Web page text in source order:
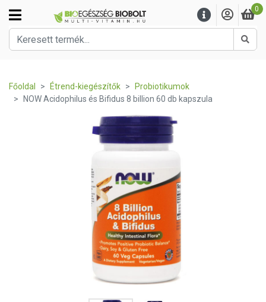
0
Főoldal Étrend-kiegészítők
Probiotikumok
NOW Acidophilus és Bifidus 8 billion 60 db kapszula